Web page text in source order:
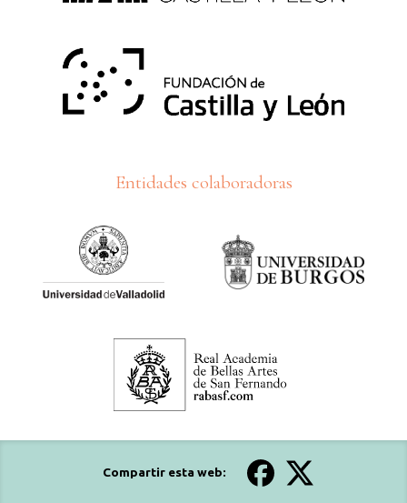
Entidades colaboradoras
Compartir esta web: